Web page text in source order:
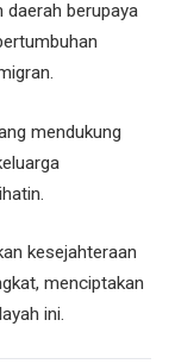
berupaya
mendukung
kesejahteraan
menciptakan
ini.